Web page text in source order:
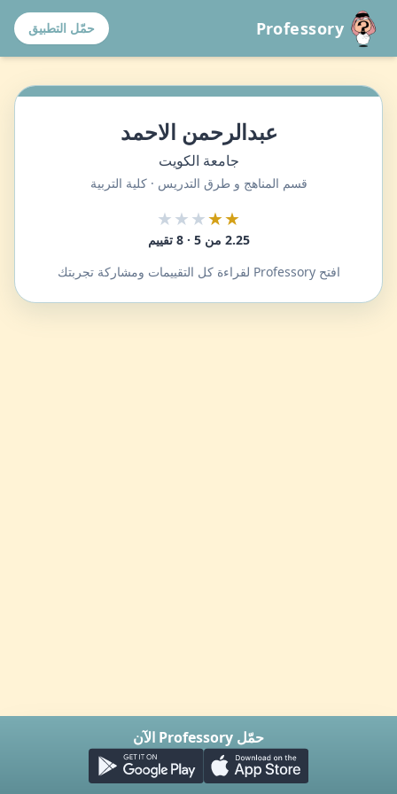
Professory حمّل التطبيق
عبدالرحمن الاحمد
جامعة الكويت
قسم المناهج و طرق التدريس · كلية التربية
★★
★★★
2.25 من 5 · 8 تقييم
افتح Professory لقراءة كل التقييمات ومشاركة تجربتك
حمّل Professory الآن